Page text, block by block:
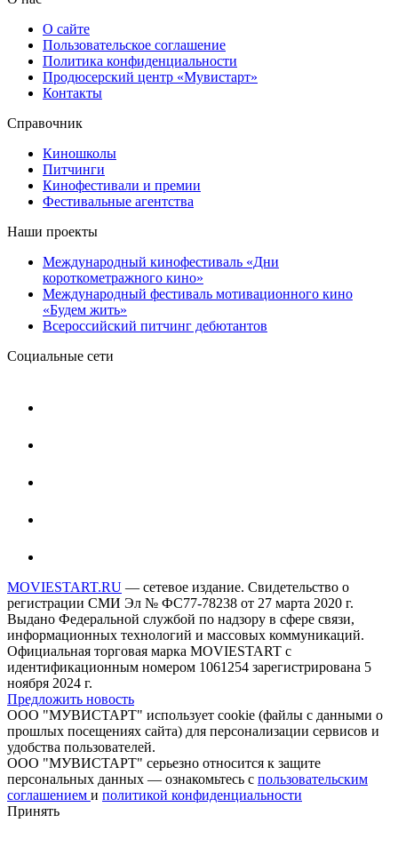
О сайте
Пользовательское соглашение
Политика конфиденциальности
Продюсерский центр «Мувистарт»
Контакты
Справочник
Киношколы
Питчинги
Кинофестивали и премии
Фестивальные агентства
Наши проекты
Международный кинофестиваль «Дни
короткометражного кино»
Международный фестиваль мотивационного кино
«Будем жить»
Всероссийский питчинг дебютантов
Социальные сети
MOVIESTART.RU — сетевое издание. Свидетельство о
регистрации СМИ Эл № ФС77-78238 от 27 марта 2020 г.
Выдано Федеральной службой по надзору в сфере связи,
информационных технологий и массовых коммуникаций.
Официальная торговая марка MOVIESTART с
идентификационным номером 1061254 зарегистрирована 5
ноября 2024 г.
Предложить новость
ООО "МУВИСТАРТ" использует cookie (файлы с данными о
прошлых посещениях сайта) для персонализации сервисов и
удобства пользователей.
ООО "МУВИСТАРТ" серьезно относится к защите
персональных данных — ознакомьтесь с пользовательским
соглашением и политикой конфиденциальности
Принять